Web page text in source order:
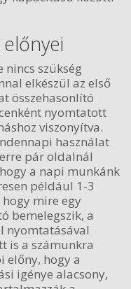
nincs szükség
elkészül az első
összehasonlító
nyomtatott
viszonyítva.
használat
pár oldalnál
a napi munkánk
például 1-3
mire egy
bemelegszik, a
nyomtatásával
is a számunkra
előny, hogy a
igénye alacsony,